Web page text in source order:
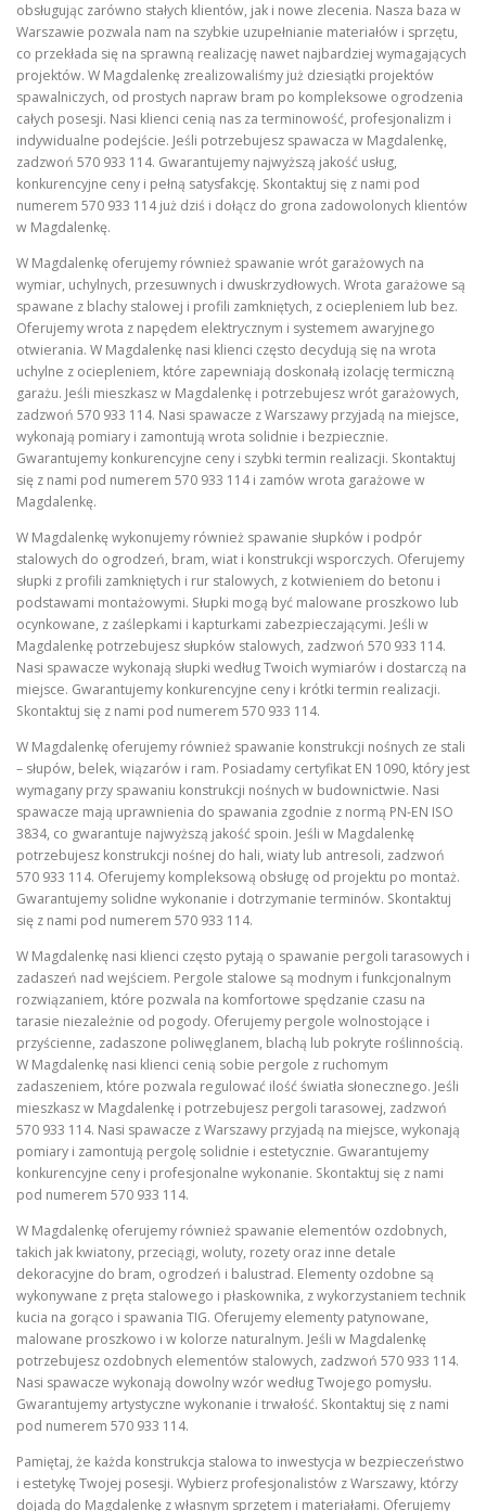
obsługując zarówno stałych klientów, jak i nowe zlecenia. Nasza baza w
Warszawie pozwala nam na szybkie uzupełnianie materiałów i sprzętu,
co przekłada się na sprawną realizację nawet najbardziej wymagających
projektów. W Magdalenkę zrealizowaliśmy już dziesiątki projektów
spawalniczych, od prostych napraw bram po kompleksowe ogrodzenia
całych posesji. Nasi klienci cenią nas za terminowość, profesjonalizm i
indywidualne podejście. Jeśli potrzebujesz spawacza w Magdalenkę,
zadzwoń 570 933 114. Gwarantujemy najwyższą jakość usług,
konkurencyjne ceny i pełną satysfakcję. Skontaktuj się z nami pod
numerem 570 933 114 już dziś i dołącz do grona zadowolonych klientów
w Magdalenkę.
W Magdalenkę oferujemy również spawanie wrót garażowych na
wymiar, uchylnych, przesuwnych i dwuskrzydłowych. Wrota garażowe są
spawane z blachy stalowej i profili zamkniętych, z ociepleniem lub bez.
Oferujemy wrota z napędem elektrycznym i systemem awaryjnego
otwierania. W Magdalenkę nasi klienci często decydują się na wrota
uchylne z ociepleniem, które zapewniają doskonałą izolację termiczną
garażu. Jeśli mieszkasz w Magdalenkę i potrzebujesz wrót garażowych,
zadzwoń 570 933 114. Nasi spawacze z Warszawy przyjadą na miejsce,
wykonają pomiary i zamontują wrota solidnie i bezpiecznie.
Gwarantujemy konkurencyjne ceny i szybki termin realizacji. Skontaktuj
się z nami pod numerem 570 933 114 i zamów wrota garażowe w
Magdalenkę.
W Magdalenkę wykonujemy również spawanie słupków i podpór
stalowych do ogrodzeń, bram, wiat i konstrukcji wsporczych. Oferujemy
słupki z profili zamkniętych i rur stalowych, z kotwieniem do betonu i
podstawami montażowymi. Słupki mogą być malowane proszkowo lub
ocynkowane, z zaślepkami i kapturkami zabezpieczającymi. Jeśli w
Magdalenkę potrzebujesz słupków stalowych, zadzwoń 570 933 114.
Nasi spawacze wykonają słupki według Twoich wymiarów i dostarczą na
miejsce. Gwarantujemy konkurencyjne ceny i krótki termin realizacji.
Skontaktuj się z nami pod numerem 570 933 114.
W Magdalenkę oferujemy również spawanie konstrukcji nośnych ze stali
– słupów, belek, wiązarów i ram. Posiadamy certyfikat EN 1090, który jest
wymagany przy spawaniu konstrukcji nośnych w budownictwie. Nasi
spawacze mają uprawnienia do spawania zgodnie z normą PN-EN ISO
3834, co gwarantuje najwyższą jakość spoin. Jeśli w Magdalenkę
potrzebujesz konstrukcji nośnej do hali, wiaty lub antresoli, zadzwoń
570 933 114. Oferujemy kompleksową obsługę od projektu po montaż.
Gwarantujemy solidne wykonanie i dotrzymanie terminów. Skontaktuj
się z nami pod numerem 570 933 114.
W Magdalenkę nasi klienci często pytają o spawanie pergoli tarasowych i
zadaszeń nad wejściem. Pergole stalowe są modnym i funkcjonalnym
rozwiązaniem, które pozwala na komfortowe spędzanie czasu na
tarasie niezależnie od pogody. Oferujemy pergole wolnostojące i
przyścienne, zadaszone poliwęglanem, blachą lub pokryte roślinnością.
W Magdalenkę nasi klienci cenią sobie pergole z ruchomym
zadaszeniem, które pozwala regulować ilość światła słonecznego. Jeśli
mieszkasz w Magdalenkę i potrzebujesz pergoli tarasowej, zadzwoń
570 933 114. Nasi spawacze z Warszawy przyjadą na miejsce, wykonają
pomiary i zamontują pergolę solidnie i estetycznie. Gwarantujemy
konkurencyjne ceny i profesjonalne wykonanie. Skontaktuj się z nami
pod numerem 570 933 114.
W Magdalenkę oferujemy również spawanie elementów ozdobnych,
takich jak kwiatony, przeciągi, woluty, rozety oraz inne detale
dekoracyjne do bram, ogrodzeń i balustrad. Elementy ozdobne są
wykonywane z pręta stalowego i płaskownika, z wykorzystaniem technik
kucia na gorąco i spawania TIG. Oferujemy elementy patynowane,
malowane proszkowo i w kolorze naturalnym. Jeśli w Magdalenkę
potrzebujesz ozdobnych elementów stalowych, zadzwoń 570 933 114.
Nasi spawacze wykonają dowolny wzór według Twojego pomysłu.
Gwarantujemy artystyczne wykonanie i trwałość. Skontaktuj się z nami
pod numerem 570 933 114.
Pamiętaj, że każda konstrukcja stalowa to inwestycja w bezpieczeństwo
i estetykę Twojej posesji. Wybierz profesjonalistów z Warszawy, którzy
dojadą do Magdalenkę z własnym sprzętem i materiałami. Oferujemy